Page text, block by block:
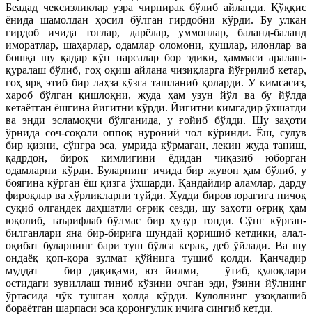
Беадад чексизликлар узра чирпирак бўлиб айланди. Қўққис
ёнида шамолдан ҳосил бўлган гирдобни кўрди. Бу улкан
гирдоб ичида тоғлар, дарёлар, уммонлар, баланд-баланд
иморатлар, шаҳарлар, одамлар оломони, қушлар, илонлар ва
бошқа шу қадар кўп нарсалар бор эдики, ҳаммаси аралаш-
қуралаш бўлиб, гоҳ оқиш айлана чизиқларга йўғрилиб кетар,
гоҳ ярқ этиб бир лаҳза кўзга ташланиб қоларди. У кимсасиз,
хароб бўлган қишлоқни, жуда ҳам узун йўл ва бу йўлда
кетаётган ёшгина йигитни кўрди. Йигитни кимгадир ўхшатди
ва энди эсламоқчи бўлганида, у ғойиб бўлди. Шу заҳоти
ўрнида соч-соқоли оппоқ нуроний чол кўринди. Ёш, сулув
бир қизни, сўнгра эса, умрида кўрмаган, лекин жуда таниш,
қадрдон, бироқ кимлигини ёдидан чиқазиб юборган
одамларни кўрди. Буларнинг ичида бир жувон ҳам бўлиб, у
боягина кўрган ёш қизга ўхшарди. Қандайдир аламлар, дарду
фироқлар ва хўрликларни туйди. Худди биров юрагига пичоқ
суқиб олгандек даҳшатли оғриқ сезди, шу заҳоти оғриқ ҳам
юқолиб, таърифлаб бўлмас бир ҳузур топди. Сўнг кўрган-
билганлари яна бир-бирига шундай қоришиб кетдики, алал-
оқибат буларнинг бари туш бўлса керак, деб ўйлади. Ва шу
ондаёқ қоп-қора зулмат қўйнига тушиб қолди. Қанчадир
муддат — бир дақиқами, юз йилми, — ўтиб, қулоқлари
остидаги зувиллаш тиниб кўзини очган эди, ўзини йўлнинг
ўртасида чўк тушган ҳолда кўрди. Кулолнинг узоқлашиб
бораётган шарпаси эса қоронғулик ичига сингиб кетди.